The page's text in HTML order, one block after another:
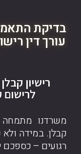
בדיקת
עורך דין
רישיון
לרישום
משרדנו
קבלן.במידה ולא
רגועים – כספכם